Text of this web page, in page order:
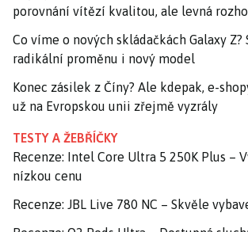
porovnání vítězí kvalitou, ale levná
Co víme o nových skládačkách Galaxy Z?
radikální proměnu i nový model
Konec zásilek z Číny? Ale kdepak, e-
už na Evropskou unii zřejmě vyzrály
TESTY A ŽEBŘÍČKY
Recenze: Intel Core Ultra 5 250K Plus –
nízkou cenu
Recenze: JBL Live 780 NC – Skvěle